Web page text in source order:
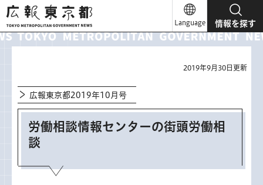
広報東京都
Language 情報を探す
2019年9月30日更新
広報東京都2019年10月号
労働相談情報センターの街頭労働相
談